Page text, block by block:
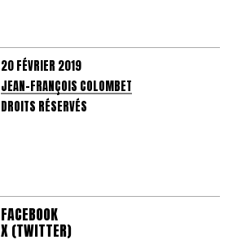
20 FÉVRIER 2019
JEAN-FRANÇOIS COLOMBET
DROITS RÉSERVÉS
FACEBOOK
X (TWITTER)